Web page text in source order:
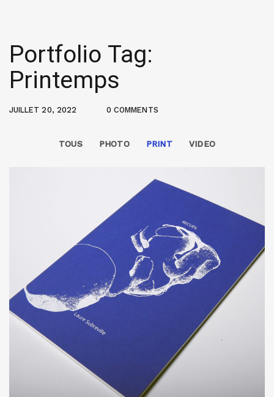
Portfolio Tag:
Printemps
JUILLET 20, 2022 0 COMMENTS
TOUS PHOTO PRINT VIDEO